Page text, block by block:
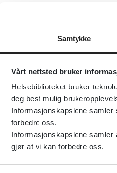
Samtykke
Vårt nettsted bruker
Helsebiblioteket bruker
deg best mulig
Informasjonskapslene
forbedre oss.
Informasjonskapslene samler
gjør at vi kan forbedre oss.